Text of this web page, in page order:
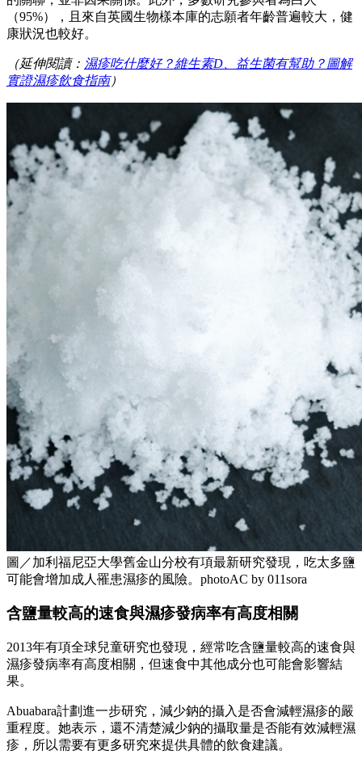
（95%），且來自英國生物樣本庫的志願者年齡普遍較大，健
康狀況也較好。
（延伸閱讀： 濕疹吃什麼好？維生素D、益生菌有幫助？圖解
實證濕疹飲食指南）
圖／加利福尼亞大學舊金山分校有項最新研究發現，吃太多鹽
可能會增加成人罹患濕疹的風險。photoAC by 011sora
含鹽量較高的速食與濕疹發病率有高度相關
2013年有項全球兒童研究也發現，經常吃含鹽量較高的速食與
濕疹發病率有高度相關，但速食中其他成分也可能會影響結
果。
Abuabara計劃進一步研究，減少鈉的攝入是否會減輕濕疹的嚴
重程度。她表示，還不清楚減少鈉的攝取量是否能有效減輕濕
疹，所以需要有更多研究來提供具體的飲食建議。